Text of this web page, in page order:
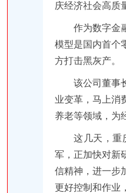
庆经济社会高质
作为数字金
模型是国内首个
方打击黑灰产。
该公司董事
业变革，马上消
养老等领域，为
这几天，重
军，正加快对新
信精神，进一步
更好控制和作业